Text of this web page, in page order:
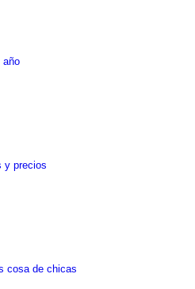
año
y precios
cosa de chicas